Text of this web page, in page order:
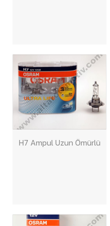
H7 Ampul Uzun Ömürlü